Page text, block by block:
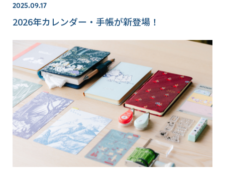
2025.09.17
2026年カレンダー・手帳が新登場！